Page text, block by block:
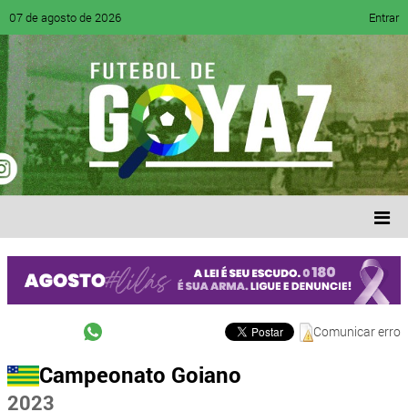
07 de agosto de 2026 Entrar
Comunicar erro
Campeonato Goiano
2023